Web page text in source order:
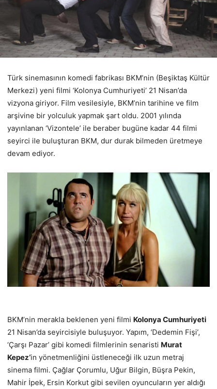
Türk sinemasının komedi fabrikası BKM’nin (Beşiktaş Kültür
Merkezi) yeni filmi ‘Kolonya Cumhuriyeti’ 21 Nisan’da
vizyona giriyor. Film vesilesiyle, BKM’nin tarihine ve film
arşivine bir yolculuk yapmak şart oldu. 2001 yılında
yayınlanan ‘Vizontele’ ile beraber bugüne kadar 44 filmi
seyirci ile buluşturan BKM, dur durak bilmeden üretmeye
devam ediyor.
BKM’nin merakla beklenen yeni filmi Kolonya Cumhuriyeti
21 Nisan’da seyircisiyle buluşuyor. Yapım, ‘Dedemin Fişi’,
‘Çarşı Pazar’ gibi komedi filmlerinin senaristi Murat
Kepez’in yönetmenliğini üstleneceği ilk uzun metraj
sinema filmi. Çağlar Çorumlu, Uğur Bilgin, Büşra Pekin,
Mahir İpek, Ersin Korkut gibi sevilen oyuncuların yer aldığı